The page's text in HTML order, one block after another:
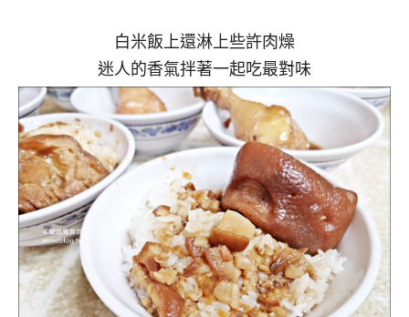
白米飯上還淋上些許肉燥
迷人的香氣拌著一起吃最對味